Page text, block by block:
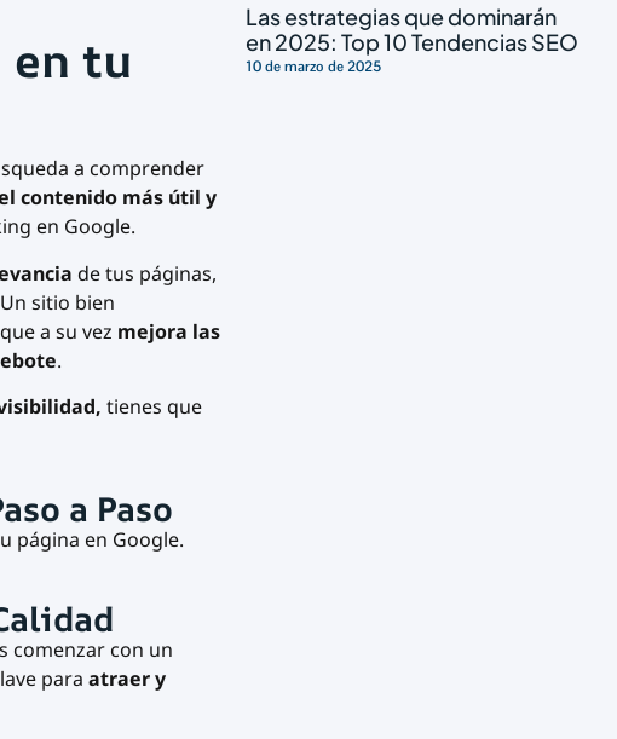
en tu
a comprender
contenido más útil y
en Google.
de tus páginas,
sitio bien
a su vez mejora las
.
tienes que
a Paso
página en Google.
comenzar con un
para atraer y
Las estrategias que dominarán
en 2025: Top 10 Tendencias SEO
10 de marzo de 2025